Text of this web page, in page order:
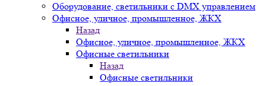
Оборудование, светильники с DMX управлением
Офисное, уличное, промышленное, ЖКХ
Назад
Офисное, уличное, промышленное, ЖКХ
Офисные светильники
Назад
Офисные светильники